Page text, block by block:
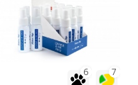
7
6